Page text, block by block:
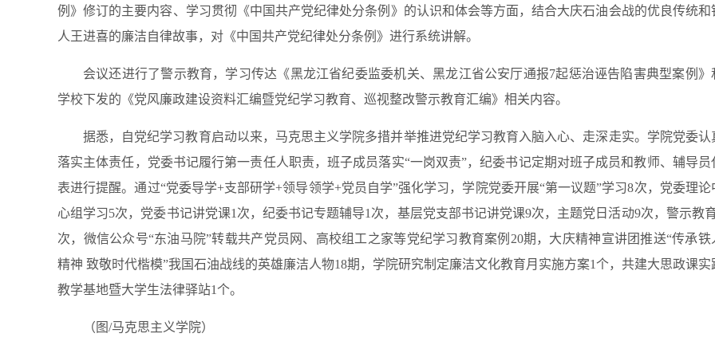
例》修订的主要内容、学习贯彻《中国共产党纪律处分条例》的认识和体会等方面，结合大庆石油会战的优良传统和
人王进喜的廉洁自律故事，对《中国共产党纪律处分条例》进行系统讲解。
会议还进行了警示教育，学习传达《黑龙江省纪委监委机关、黑龙江省公安厅通报7起惩治诬告陷害典型案例》
学校下发的《党风廉政建设资料汇编暨党纪学习教育、巡视整改警示教育汇编》相关内容。
据悉，自党纪学习教育启动以来，马克思主义学院多措并举推进党纪学习教育入脑入心、走深走实。学院党委认
落实主体责任，党委书记履行第一责任人职责，班子成员落实“一岗双责”，纪委书记定期对班子成员和教师、辅导员
表进行提醒。通过“党委导学+支部研学+领导领学+党员自学”强化学习，学院党委开展“第一议题”学习8次，党委理论
心组学习5次，党委书记讲党课1次，纪委书记专题辅导1次，基层党支部书记讲党课9次，主题党日活动9次，警示教
次，微信公众号“东油马院”转载共产党员网、高校组工之家等党纪学习教育案例20期，大庆精神宣讲团推送“传承铁
精神 致敬时代楷模”我国石油战线的英雄廉洁人物18期，学院研究制定廉洁文化教育月实施方案1个，共建大思政课实
教学基地暨大学生法律驿站1个。
（图/马克思主义学院）